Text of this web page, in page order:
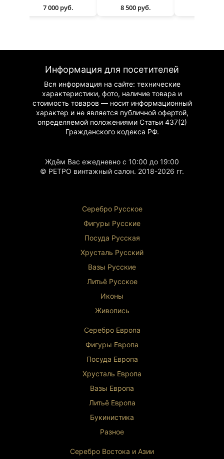
7 000 руб. 8 500 руб.
Информация для посетителей
Вся информация на сайте: технические
характеристики, фото, наличие товара и
стоимость товаров — носит информационный
характер и не является публичной офертой,
определяемой положениями Статьи 437(2)
Гражданскогокодекса РФ.
Ждём Вас ежедневно с 10:00 до 19:00
© РЕТРО винтажный салон. 2018-2026 гг.
Серебро Русское
Фигуры Русские
Посуда Русская
Хрусталь Русский
Вазы Русские
Литьё Русское
Иконы
Живопись
Серебро Европа
Фигуры Европа
Посуда Европа
Хрусталь Европа
Вазы Европа
Литьё Европа
Букинистика
Разное
Серебро Востока и Азии